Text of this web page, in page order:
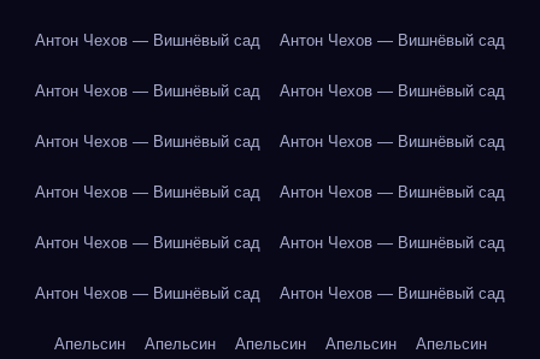
Антон Чехов — Вишнёвый сад Антон Чехов — Вишнёвый сад
Антон Чехов — Вишнёвый сад Антон Чехов — Вишнёвый сад
Антон Чехов — Вишнёвый сад Антон Чехов — Вишнёвый сад
Антон Чехов — Вишнёвый сад Антон Чехов — Вишнёвый сад
Антон Чехов — Вишнёвый сад Антон Чехов — Вишнёвый сад
Антон Чехов — Вишнёвый сад Антон Чехов — Вишнёвый сад
Апельсин Апельсин Апельсин Апельсин Апельсин